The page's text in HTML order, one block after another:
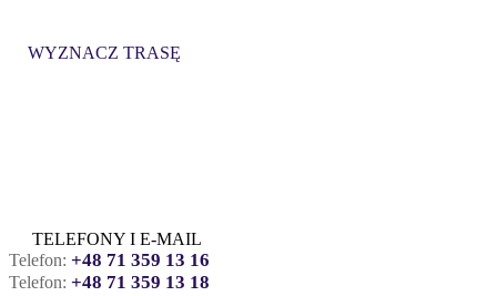
WYZNACZ TRASĘ
TELEFONY I E-MAIL
Telefon: +48 71 359 13 16
Telefon: +48 71 359 13 18